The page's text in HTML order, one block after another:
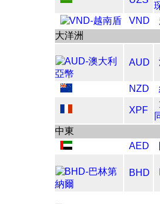
VND
大洋洲
AUD
NZD
XPF
中東
AED
BHD